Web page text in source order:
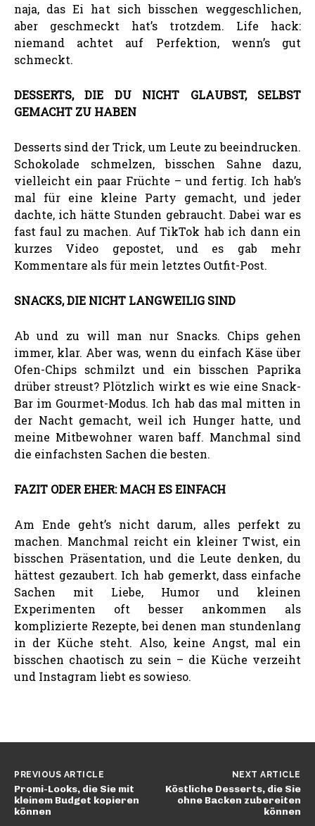
naja, das Ei hat sich bisschen weggeschlichen,
aber geschmeckt hat’s trotzdem. Life hack:
niemand achtet auf Perfektion, wenn’s gut
schmeckt.
DESSERTS, DIE DU NICHT GLAUBST, SELBST
GEMACHT ZU HABEN
Desserts sind der Trick, um Leute zu beeindrucken.
Schokolade schmelzen, bisschen Sahne dazu,
vielleicht ein paar Früchte – und fertig. Ich hab’s
mal für eine kleine Party gemacht, und jeder
dachte, ich hätte Stunden gebraucht. Dabei war es
fast faul zu machen. Auf TikTok hab ich dann ein
kurzes Video gepostet, und es gab mehr
Kommentare als für mein letztes Outfit-Post.
SNACKS, DIE NICHT LANGWEILIG SIND
Ab und zu will man nur Snacks. Chips gehen
immer, klar. Aber was, wenn du einfach Käse über
Ofen-Chips schmilzt und ein bisschen Paprika
drüber streust? Plötzlich wirkt es wie eine Snack-
Bar im Gourmet-Modus. Ich hab das mal mitten in
der Nacht gemacht, weil ich Hunger hatte, und
meine Mitbewohner waren baff. Manchmal sind
die einfachsten Sachen die besten.
FAZIT ODER EHER: MACH ES EINFACH
Am Ende geht’s nicht darum, alles perfekt zu
machen. Manchmal reicht ein kleiner Twist, ein
bisschen Präsentation, und die Leute denken, du
hättest gezaubert. Ich hab gemerkt, dass einfache
Sachen mit Liebe, Humor und kleinen
Experimenten oft besser ankommen als
komplizierte Rezepte, bei denen man stundenlang
in der Küche steht. Also, keine Angst, mal ein
bisschen chaotisch zu sein – die Küche verzeiht
und Instagram liebt es sowieso.
PREVIOUS ARTICLE
Promi-Looks, die Sie mit
kleinem Budget kopieren
können
NEXT ARTICLE
Köstliche Desserts, die Sie
ohne Backen zubereiten
können